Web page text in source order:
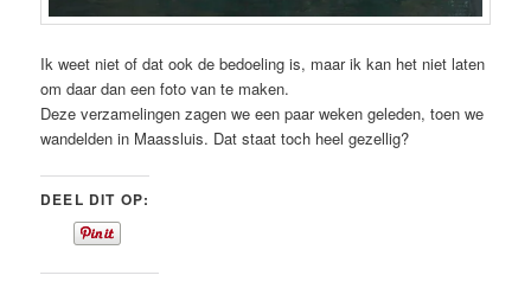
Ik weet niet of dat ook de bedoeling is, maar ik kan het niet laten
om daar dan een foto van te maken.
Deze verzamelingen zagen we een paar weken geleden, toen we
wandelden in Maassluis. Dat staat toch heel gezellig?
DEEL DIT OP: